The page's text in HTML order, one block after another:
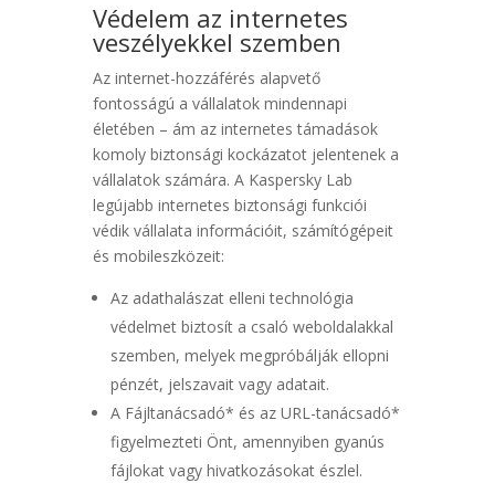
Védelem az internetes
veszélyekkel szemben
Az internet-hozzáférés alapvető
fontosságú a vállalatok mindennapi
életében – ám az internetes támadások
komoly biztonsági kockázatot jelentenek a
vállalatok számára. A Kaspersky Lab
legújabb internetes biztonsági funkciói
védik vállalata információit, számítógépeit
és mobileszközeit:
Az adathalászat elleni technológia
védelmet biztosít a csaló weboldalakkal
szemben, melyek megpróbálják ellopni
pénzét, jelszavait vagy adatait.
A Fájltanácsadó* és az URL-tanácsadó*
figyelmezteti Önt, amennyiben gyanús
fájlokat vagy hivatkozásokat észlel.